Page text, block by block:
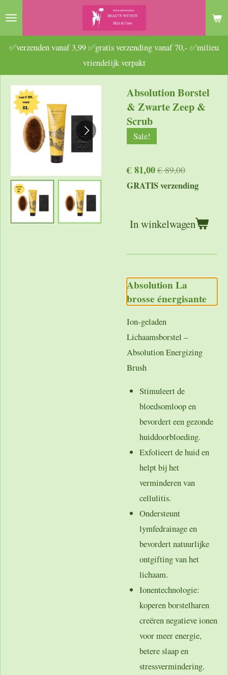
Ga
naar
hoofdinhoud
✅verzenden vanaf 3,99 ✅gratis verzending vanaf 70,- ✅milieu
vriendelijk verpakt
Absolution Borstel
& Zwarte Zeep &
Scrub
Sale!
€ 81,00€ 89,00
GRATIS verzending
In winkelwagen
Absolution La
brosse énergisante
Ion-geladen
Lichaamsborstel –
Absolution Energizing
Brush
Stimuleert de
bloedsomloopen
bevordert een gezonde
huiddoorbloeding.
Exfolieert de huiden
helpt bij het
verminderen van
cellulitis.
Ondersteunt
lymfedrainageen
bevordert natuurlijke
ontgifting van het
lichaam.
Ionentechnologie:
koperen borstelharen
creëren negatieve ionen
voor meer energie,
betere slaap en
stressvermindering.